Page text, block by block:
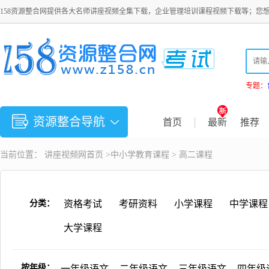
158资源整合网提供各大名师讲座视频全集下载，企业管理培训课程视频下载等；您
专题：
资源整合导航 首页 最新 推荐
当前位置： 讲座视频 网首页 >中小学教育课程 > 高二课程
分类： 资格考试 考研资料 小学课程 中学课程
大学课程